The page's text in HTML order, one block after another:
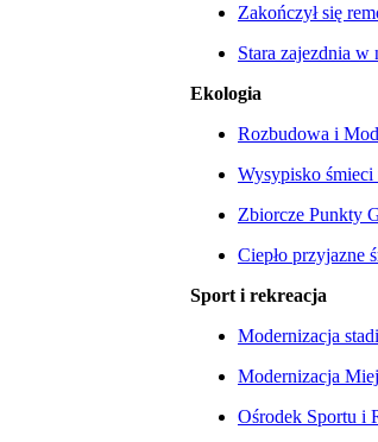
Zakończył się
Stara zajezdnia w
Ekologia
Rozbudowa i
Wysypisko
Zbiorcze Punkty
Ciepło przyjazne
Sport i rekreacja
Modernizacja
Modernizacja
Ośrodek Sportu i